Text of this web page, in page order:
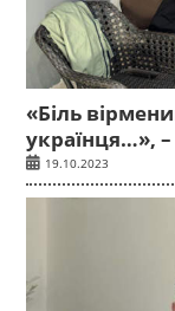
«Біль
українця…»,
19.10.2023